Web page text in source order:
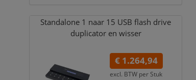
Standalone 1 naar 15 USB flash drive
duplicator en wisser
€ 1.264,94
excl. BTW per Stuk